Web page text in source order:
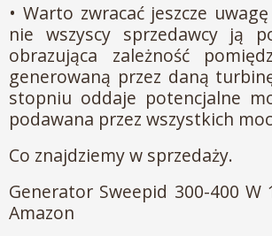
• Warto zwracać jeszcze
nie wszyscy sprzedawcy ją
obrazująca zależność
generowaną przez daną
stopniu oddaje potencjalne
podawana przez wszystkich
Co znajdziemy w sprzedaży.
Generator Sweepid 300-400
Amazon